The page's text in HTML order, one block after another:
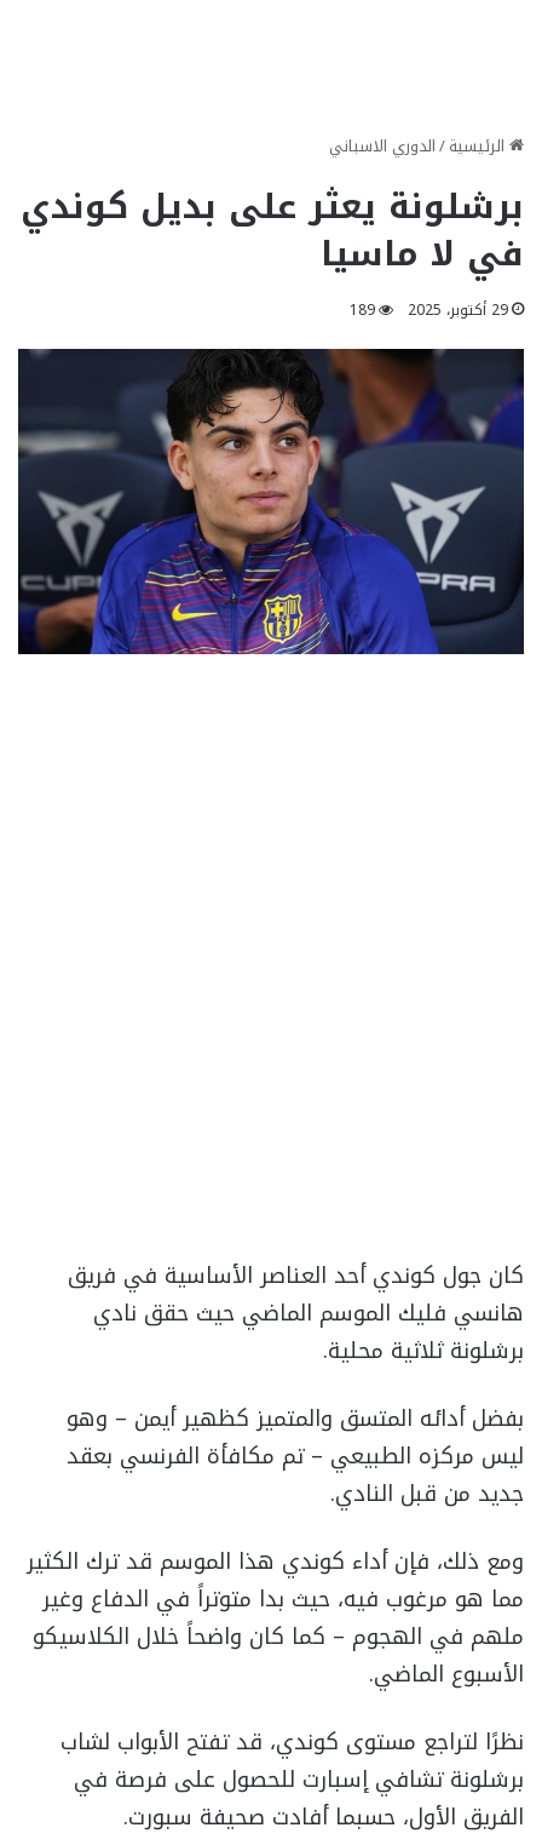
الرئيسية/الدوري الاسباني
برشلونة يعثر على بديل كوندي
في لا ماسيا
29 أكتوبر، 2025 189
كان جول كوندي أحد العناصر الأساسية في فريق
هانسي فليك الموسم الماضي حيث حقق نادي
برشلونة ثلاثية محلية.
بفضل أدائه المتسق والمتميز كظهير أيمن – وهو
ليس مركزه الطبيعي – تم مكافأة الفرنسي بعقد
جديد من قبل النادي.
ومع ذلك، فإن أداء كوندي هذا الموسم قد ترك الكثير
مما هو مرغوب فيه، حيث بدا متوتراً في الدفاع وغير
ملهم في الهجوم – كما كان واضحاً خلال الكلاسيكو
الأسبوع الماضي.
نظرًا لتراجع مستوى كوندي، قد تفتح الأبواب لشاب
برشلونة تشافي إسبارت للحصول على فرصة في
الفريق الأول، حسبما أفادت صحيفة سبورت.